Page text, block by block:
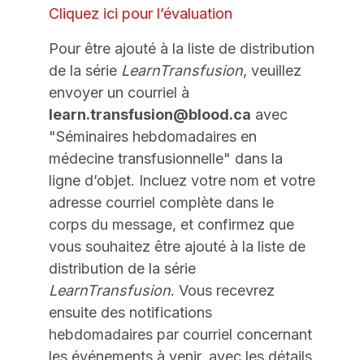
Cliquez ici pour l’évaluation
Pour être ajouté à la liste de distribution
de la série LearnTransfusion, veuillez
envoyer un courriel à
learn.transfusion@blood.ca avec
"Séminaires hebdomadaires en
médecine transfusionnelle" dans la
ligne d’objet. Incluez votre nom et votre
adresse courriel complète dans le
corps du message, et confirmez que
vous souhaitez être ajouté à la liste de
distribution de la série
LearnTransfusion. Vous recevrez
ensuite des notifications
hebdomadaires par courriel concernant
les événements à venir, avec les détails